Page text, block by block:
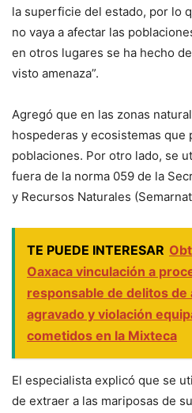
la superficie del estado, por lo
no vaya a afectar las
en otros lugares se ha hecho
visto amenaza”.
Agregó que en las zonas
hospederas y ecosistemas que
poblaciones. Por otro lado, se
fuera de la norma 059 de la
y Recursos Naturales
TE PUEDE INTERESAR
Oaxaca vinculación a
responsable de delitos de
agravado y violación
cometidos en la Mixteca
El especialista explicó que se
de extraer a las mariposas de